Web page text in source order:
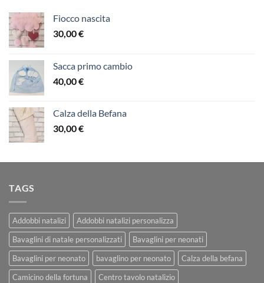
Fiocco nascita
30,00€
Sacca primo cambio
40,00€
Calza della Befana
30,00€
TAGS
Addobbi natalizi
Addobbi natalizi personalizza
Bavaglini di natale personalizzati
Bavaglini per neonati
Bavaglini per neonato
bavaglino per neonato
Calza della befana
Camicino della fortuna
Centro tavolo natalizio